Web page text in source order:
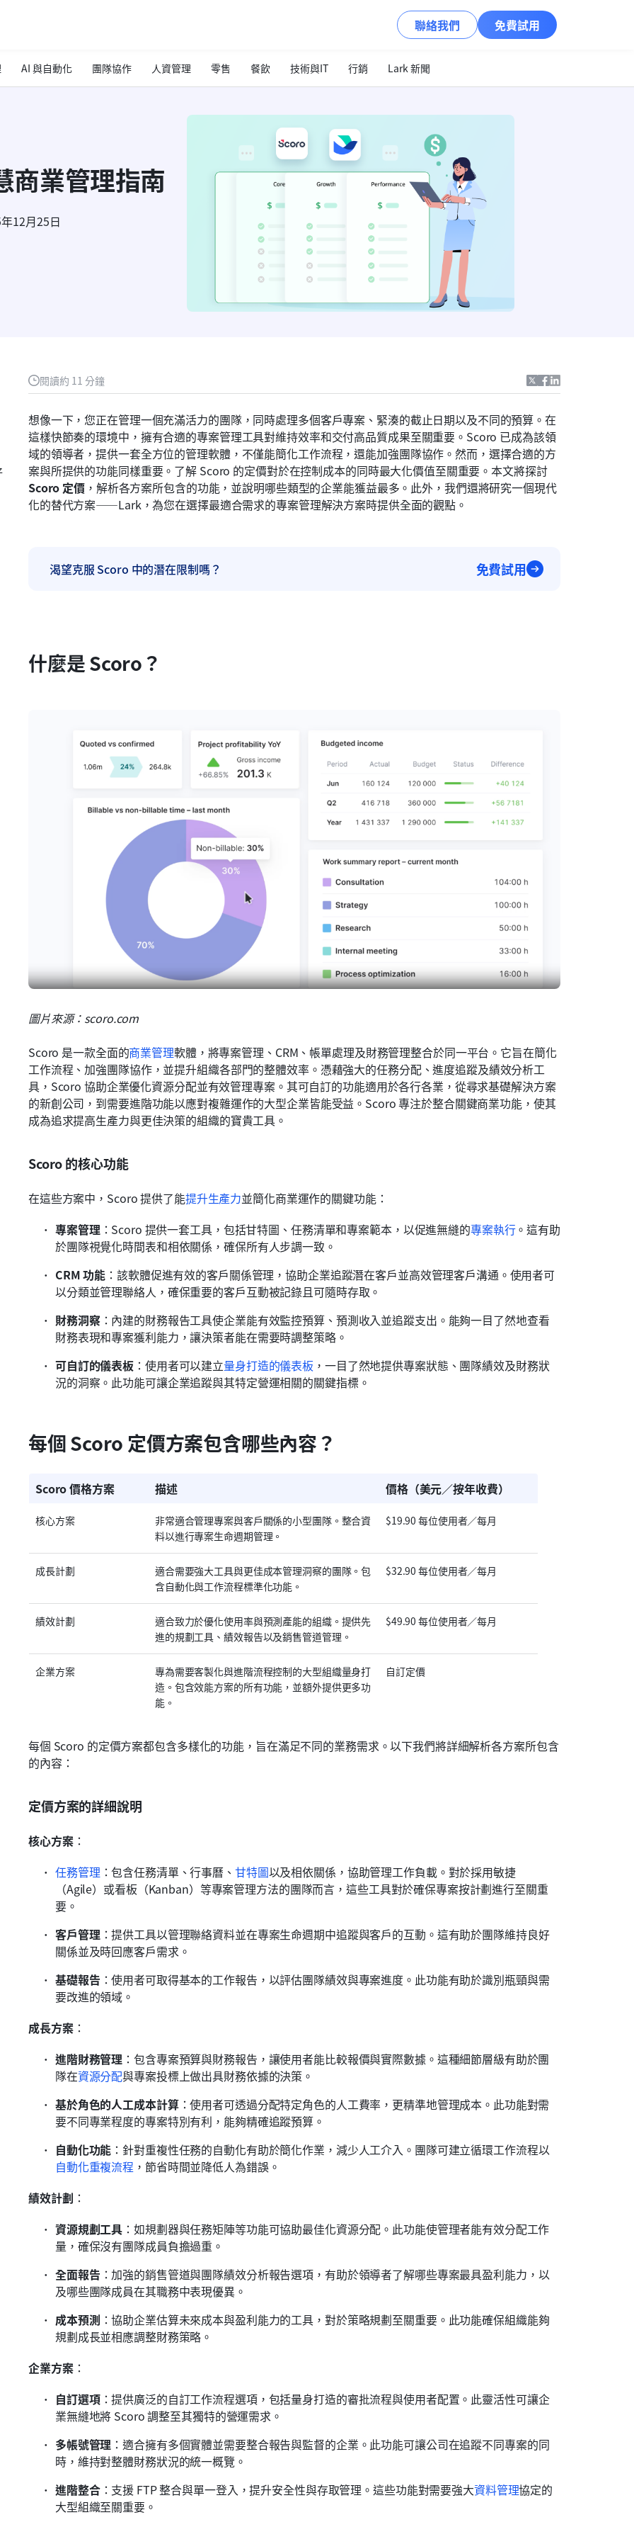
聯絡我們 免費試用
AI 與自動化 團隊協作 人資管理 零售 餐飲 技術與IT 行銷 Lark 新聞
商業管理指南
12月25日
閱讀約 11 分鐘
想像一下，您正在管理一個充滿活力的團隊，同時處理多個客戶專案、緊湊的截止日期以及不同的預算。在
這樣快節奏的環境中，擁有合適的專案管理工具對維持效率和交付高品質成果至關重要。Scoro 已成為該領
域的領導者，提供一套全方位的管理軟體，不僅能簡化工作流程，還能加強團隊協作。然而，選擇合適的方
案與所提供的功能同樣重要。了解 Scoro 的定價對於在控制成本的同時最大化價值至關重要。本文將探討
Scoro 定價，解析各方案所包含的功能，並說明哪些類型的企業能獲益最多。此外，我們還將研究一個現代
化的替代方案——Lark，為您在選擇最適合需求的專案管理解決方案時提供全面的觀點。
渴望克服 Scoro 中的潛在限制嗎？ 免費試用
什麼是 Scoro？
圖片來源：scoro.com
Scoro 是一款全面的商業管理軟體，將專案管理、CRM、帳單處理及財務管理整合於同一平台。它旨在簡化
工作流程、加強團隊協作，並提升組織各部門的整體效率。憑藉強大的任務分配、進度追蹤及績效分析工
具，Scoro 協助企業優化資源分配並有效管理專案。其可自訂的功能適用於各行各業，從尋求基礎解決方案
的新創公司，到需要進階功能以應對複雜運作的大型企業皆能受益。Scoro 專注於整合關鍵商業功能，使其
成為追求提高生產力與更佳決策的組織的寶貴工具。
Scoro 的核心功能
在這些方案中，Scoro 提供了能提升生產力並簡化商業運作的關鍵功能：
專案管理：Scoro 提供一套工具，包括甘特圖、任務清單和專案範本，以促進無縫的專案執行。這有助
於團隊視覺化時間表和相依關係，確保所有人步調一致。
CRM 功能 ：該軟體促進有效的客戶關係管理，協助企業追蹤潛在客戶並高效管理客戶溝通。使用者可
以分類並管理聯絡人，確保重要的客戶互動被記錄且可隨時存取。
財務洞察：內建的財務報告工具使企業能有效監控預算、預測收入並追蹤支出。能夠一目了然地查看
財務表現和專案獲利能力，讓決策者能在需要時調整策略。
可自訂的儀表板 ：使用者可以建立量身打造的儀表板 ，一目了然地提供專案狀態、團隊績效及財務狀
況的洞察。此功能可讓企業追蹤與其特定營運相關的關鍵指標。
每個 Scoro 定價方案包含哪些內容？
Scoro 價格方案 描述 價格（美元／按年收費）
核心方案
非常適合管理專案與客戶關係的小型團隊。整合資
料以進行專案生命週期管理。
$19.90 每位使用者／每月
成長計劃
適合需要強大工具與更佳成本管理洞察的團隊。包
含自動化與工作流程標準化功能。
$32.90 每位使用者／每月
績效計劃
適合致力於優化使用率與預測產能的組織。提供先
進的規劃工具、績效報告以及銷售管道管理。
$49.90 每位使用者／每月
企業方案
專為需要客製化與進階流程控制的大型組織量身打
造。包含效能方案的所有功能，並額外提供更多功
能。
自訂定價
每個 Scoro 的定價方案都包含多樣化的功能，旨在滿足不同的業務需求。以下我們將詳細解析各方案所包含
的內容：
定價方案的詳細說明
核心方案：
任務管理 ：包含任務清單、行事曆、 甘特圖以及相依關係，協助管理工作負載。對於採用敏捷
（Agile）或看板（Kanban）等專案管理方法的團隊而言，這些工具對於確保專案按計劃進行至關重
要。
客戶管理：提供工具以管理聯絡資料並在專案生命週期中追蹤與客戶的互動。這有助於團隊維持良好
關係並及時回應客戶需求。
基礎報告 ：使用者可取得基本的工作報告，以評估團隊績效與專案進度。此功能有助於識別瓶頸與需
要改進的領域。
成長方案：
進階財務管理 ：包含專案預算與財務報告，讓使用者能比較報價與實際數據。這種細節層級有助於團
隊在資源分配與專案投標上做出具財務依據的決策。
基於角色的人工成本計算：使用者可透過分配特定角色的人工費率，更精準地管理成本。此功能對需
要不同專業程度的專案特別有利，能夠精確追蹤預算。
自動化功能 ：針對重複性任務的自動化有助於簡化作業，減少人工介入。團隊可建立循環工作流程以
自動化重複流程 ，節省時間並降低人為錯誤。
績效計劃 ：
資源規劃工具 ：如規劃器與任務矩陣等功能可協助最佳化資源分配。此功能使管理者能有效分配工作
量，確保沒有團隊成員負擔過重。
全面報告 ：加強的銷售管道與團隊績效分析報告選項，有助於領導者了解哪些專案最具盈利能力，以
及哪些團隊成員在其職務中表現優異。
成本預測 ：協助企業估算未來成本與盈利能力的工具，對於策略規劃至關重要。此功能確保組織能夠
規劃成長並相應調整財務策略。
企業方案：
自訂選項：提供廣泛的自訂工作流程選項，包括量身打造的審批流程與使用者配置。此靈活性可讓企
業無縫地將 Scoro 調整至其獨特的營運需求。
多帳號管理 ：適合擁有多個實體並需要整合報告與監督的企業。此功能可讓公司在追蹤不同專案的同
時，維持對整體財務狀況的統一概覽。
進階整合：支援 FTP 整合與單一登入，提升安全性與存取管理。這些功能對需要強大資料管理協定的
大型組織至關重要。